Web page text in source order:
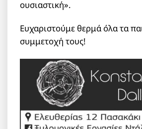
ουσιαστική».
Ευχαριστούμε θερμά όλα τα
συμμετοχή τους!